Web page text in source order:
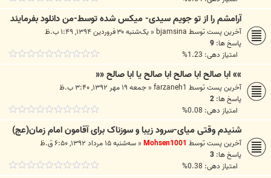
آرامشم را از تو جویم سیدی- میکس شده توسط-من دانلود بفرمایئد
آخرین پست توسطbjamsina
« یک‌شنبه ۳۰ فروردین ۱۳۹۴, ۱:۴۹ ب.ظ
پاسخ ها: 9
امتیاز دهی: 1.23%
»» ابا صالح ابا صالح ابا صالح یا ابا صالح ««
آخرین پست توسطfarzaneh1
« جمعه ۱۹ مهر ۱۳۹۲, ۳:۴۰ ب.ظ
پاسخ ها: 2
امتیاز دهی: 0.08%
شنیدم وقتی میای-سرود زیبا و سوزناک برای آقامون امام زمان(عج)
آخرین پست توسطMohsen1001
« سه‌شنبه ۱۵ مرداد ۱۳۹۲, ۶:۵۰ ق.ظ
پاسخ ها: 3
امتیاز دهی: 0.38%